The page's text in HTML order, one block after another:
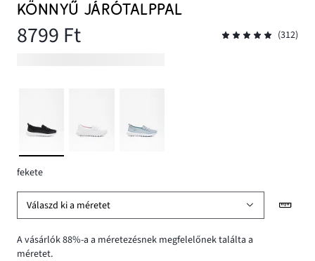
KÖNNYŰ JÁRÓTALPPAL
8799 Ft (312)
fekete
Válaszd ki a méretet
A vásárlók 88%-a a méretezésnek megfelelőnek találta a
méretet.